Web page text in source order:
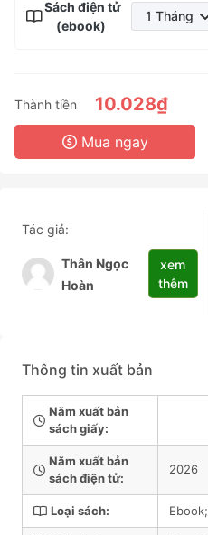
Sách điện tử
(ebook)
1 Tháng
6 Tháng
3 Năm
Thành tiền 10.028₫
Mua ngay
Tác giả:
Thân Ngọc
Hoàn
xem
thêm
Thông tin xuất bản
Năm xuất bản
sách giấy:
Năm xuất bản
sách điện tử:
2026
Loại sách: Ebook;